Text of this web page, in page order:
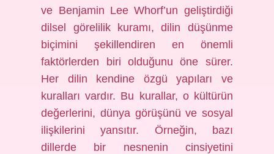
ve Benjamin Lee Whorf’un geliştirdiği
dilsel görelilik kuramı, dilin düşünme
biçimini şekillendiren en önemli
faktörlerden biri olduğunu öne sürer.
Her dilin kendine özgü yapıları ve
kuralları vardır. Bu kurallar, o kültürün
değerlerini, dünya görüşünü ve sosyal
ilişkilerini yansıtır. Örneğin, bazı
dillerde bir nesnenin cinsiyetini